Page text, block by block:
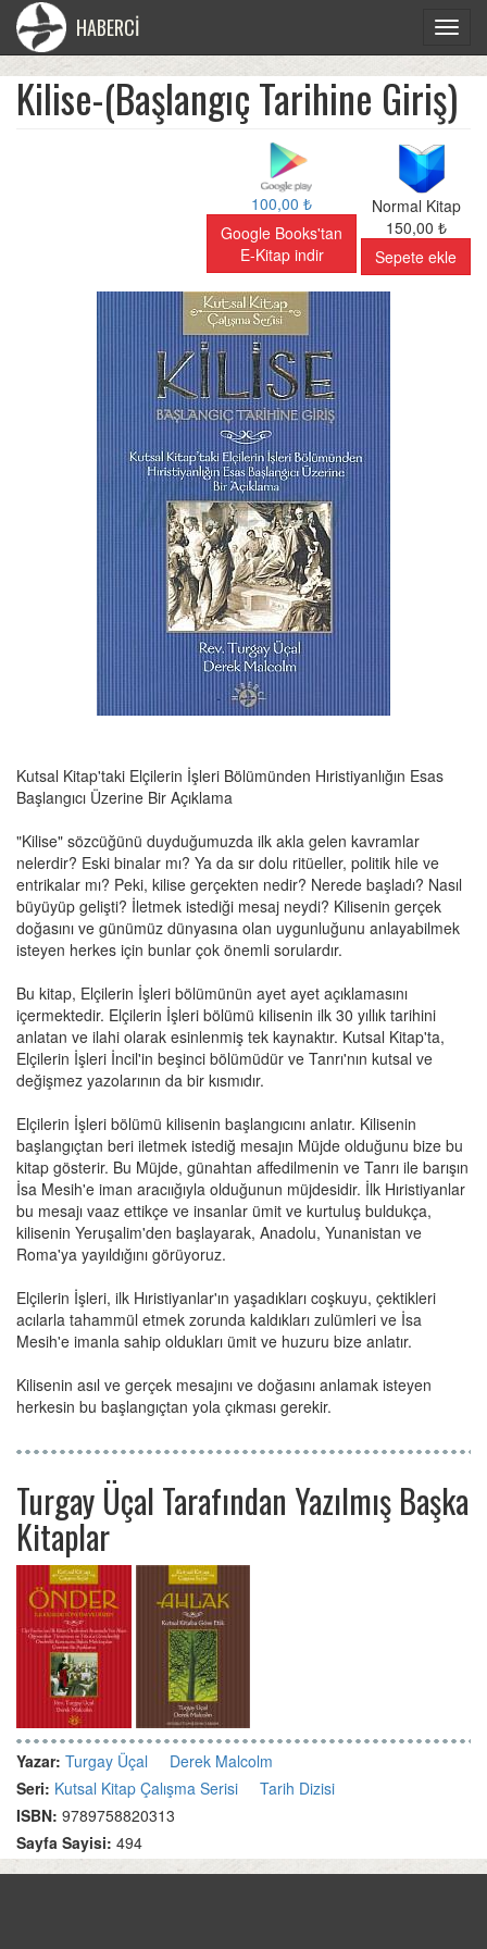
Toggle
HABERCİ
Kilise-(Başlangıç Tarihine Giriş)
100,00 ₺
Google Books'tan
E-Kitap indir
Normal Kitap
150,00 ₺
Sepete ekle
Kutsal Kitap'taki Elçilerin İşleri Bölümünden Hıristiyanlığın Esas
Başlangıcı Üzerine Bir Açıklama
"Kilise" sözcüğünü duyduğumuzda ilk akla gelen kavramlar
nelerdir? Eski binalar mı? Ya da sır dolu ritüeller, politik hile ve
entrikalar mı? Peki, kilise gerçekten nedir? Nerede başladı? Nasıl
büyüyüp gelişti? İletmek istediği mesaj neydi? Kilisenin gerçek
doğasını ve günümüz dünyasına olan uygunluğunu anlayabilmek
isteyen herkes için bunlar çok önemli sorulardır.
Bu kitap, Elçilerin İşleri bölümünün ayet ayet açıklamasını
içermektedir. Elçilerin İşleri bölümü kilisenin ilk 30 yıllık tarihini
anlatan ve ilahi olarak esinlenmiş tek kaynaktır. Kutsal Kitap'ta,
Elçilerin İşleri İncil'in beşinci bölümüdür ve Tanrı'nın kutsal ve
değişmez yazolarının da bir kısmıdır.
Elçilerin İşleri bölümü kilisenin başlangıcını anlatır. Kilisenin
başlangıçtan beri iletmek istediğ mesajın Müjde olduğunu bize bu
kitap gösterir. Bu Müjde, günahtan affedilmenin ve Tanrı ile barışın
İsa Mesih'e iman aracıığıyla olduğunun müjdesidir. İlk Hıristiyanlar
bu mesajı vaaz ettikçe ve insanlar ümit ve kurtuluş buldukça,
kilisenin Yeruşalim'den başlayarak, Anadolu, Yunanistan ve
Roma'ya yayıldığını görüyoruz.
Elçilerin İşleri, ilk Hıristiyanlar'ın yaşadıkları coşkuyu, çektikleri
acılarla tahammül etmek zorunda kaldıkları zulümleri ve İsa
Mesih'e imanla sahip oldukları ümit ve huzuru bize anlatır.
Kilisenin asıl ve gerçek mesajını ve doğasını anlamak isteyen
herkesin bu başlangıçtan yola çıkması gerekir.
Turgay Üçal Tarafından Yazılmış Başka
Kitaplar
Yazar: Turgay Üçal
Derek Malcolm
Seri: Kutsal Kitap Çalışma Serisi
Tarih Dizisi
ISBN: 9789758820313
Sayfa Sayisi: 494